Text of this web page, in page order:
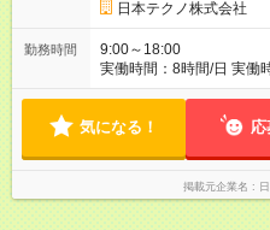
日本テクノ株式会社
勤務時間
9:00～18:00
実働時間：8時間/日 実働
フト勤務もあります）
気になる！ 応
掲載元企業名